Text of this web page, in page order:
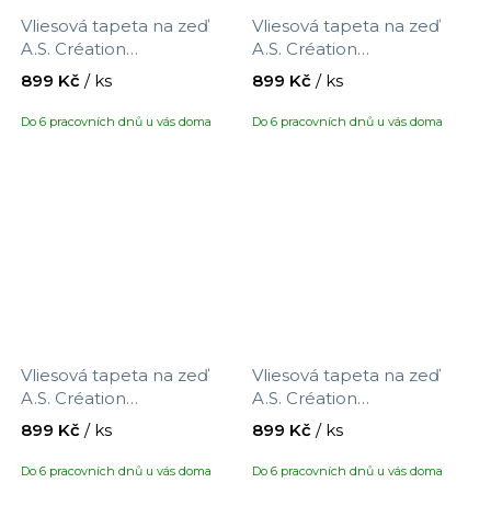
Vliesová tapeta na zeď
A.S. Création
Metropolitan Stories
Vibes & Styles 792005,
velikost 10,05 x 0,53 m
Do 6 pracovních dnů u vás doma
899 Kč / ks
Vliesová tapeta na zeď
A.S. Création
Metropolitan Stories
Vibes & Styles 792002,
velikost 10,05 x 0,53 m
Do 6 pracovních dnů u vás doma
899 Kč / ks
Vliesová tapeta na zeď
A.S. Création
Metropolitan Stories
Vibes & Styles 791994,
velikost 10,05 x 0,53 m
Do 6 pracovních dnů u vás doma
899 Kč / ks
Vliesová tapeta na zeď
A.S. Création
Metropolitan Stories
Vibes & Styles 790391,
velikost 10,05 x 0,53 m
Do 6 pracovních dnů u vás doma
899 Kč / ks